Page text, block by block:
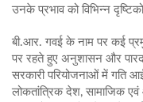
उनके प्रभाव को विभिन्न
बी.आर. गवई के नाम पर कई
पर रहते हुए अनुशासन और
सरकारी परियोजनाओं में गति
लोकतांत्रिक देश, सामाजिक